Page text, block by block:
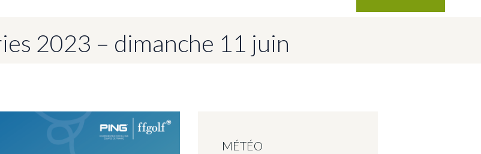
2023 – dimanche 11 juin
MÉTÉO